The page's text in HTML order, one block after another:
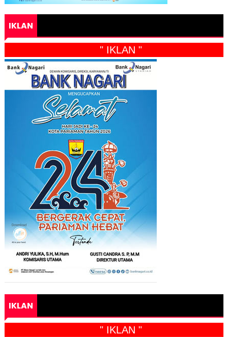
IKLAN
" IKLAN "
IKLAN
" IKLAN "